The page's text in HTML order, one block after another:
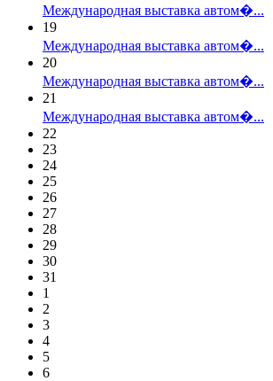
Международная выставка автом�...
19
Международная выставка автом�...
20
Международная выставка автом�...
21
Международная выставка автом�...
22
23
24
25
26
27
28
29
30
31
1
2
3
4
5
6